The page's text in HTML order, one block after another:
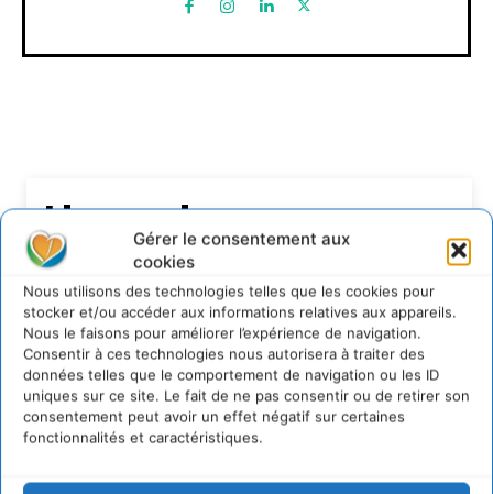
Gérer le consentement aux
cookies
Nous utilisons des technologies telles que les cookies pour
stocker et/ou accéder aux informations relatives aux appareils.
Nous le faisons pour améliorer l’expérience de navigation.
Consentir à ces technologies nous autorisera à traiter des
données telles que le comportement de navigation ou les ID
uniques sur ce site. Le fait de ne pas consentir ou de retirer son
consentement peut avoir un effet négatif sur certaines
fonctionnalités et caractéristiques.
Lire aussi
Transformer les territoires par le dialogue et la
coopération avec un Commun
d’Accompagnement des Transitions
7 août 2026
Soutenir un pastoralisme durable en faveur de
socio-écosystèmes résilients
6 août 2026
S’inspirer de l’arbre pour un modèle
économique régénératif du vivant …
5 août 2026